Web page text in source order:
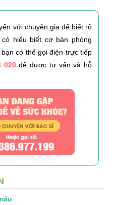
với chuyên gia để biết rõ
hiểu biết cơ bản phòng
có thể gọi điện trực tiếp
020để được tư vấn và hỗ